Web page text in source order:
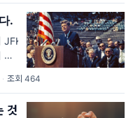
.
가
전
· 조회 464
것